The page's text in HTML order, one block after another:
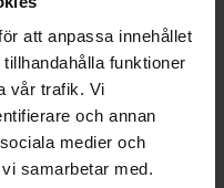
att anpassa innehållet
funktioner
vår trafik. Vi
och annan
medier och
samarbetar med.
Dölj
innan